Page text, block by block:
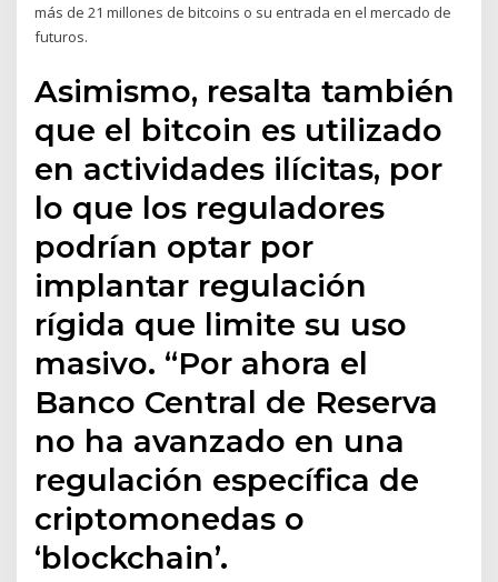
más de 21 millones de bitcoins o su entrada en el mercado de
futuros.
Asimismo, resalta también
que el bitcoin es utilizado
en actividades ilícitas, por
lo que los reguladores
podrían optar por
implantar regulación
rígida que limite su uso
masivo. “Por ahora el
Banco Central de Reserva
no ha avanzado en una
regulación específica de
criptomonedas o
‘blockchain’.